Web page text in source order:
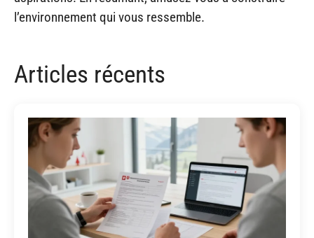
l’environnement qui vous ressemble.
Articles récents